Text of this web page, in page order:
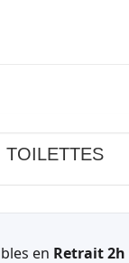
TOILETTES
en Retrait 2h